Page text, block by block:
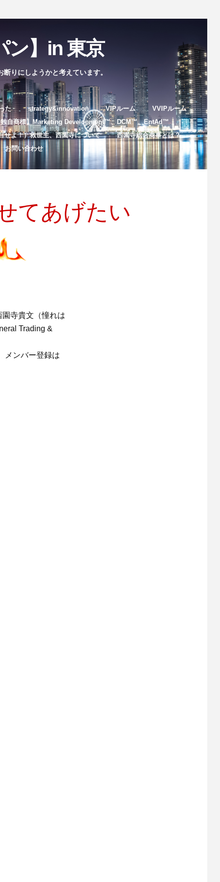
ン】in 東京
りにしようかと考えています。
た strategy&innovation VIPルーム
VVIPルーム
独自商標】Marketing Development™️、DCM™️、EntAd™️
せよ！）救世主、西園寺について
西園寺総合商事とは？
お問い合わせ
てあげたい
寺貴文（憧れは
Trading &
メンバー登録は